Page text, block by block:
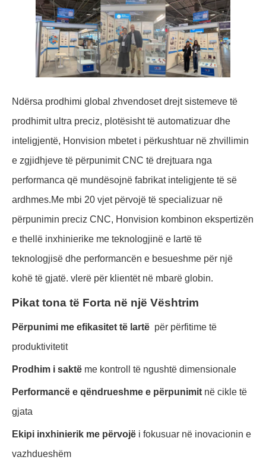
Ndërsa prodhimi global zhvendoset drejt sistemeve të
prodhimit ultra preciz, plotësisht të automatizuar dhe
inteligjentë, Honvision mbetet i përkushtuar në zhvillimin
e zgjidhjeve të përpunimit CNC të drejtuara nga
performanca që mundësojnë fabrikat inteligjente të së
ardhmes.Me mbi 20 vjet përvojë të specializuar në
përpunimin preciz CNC, Honvision kombinon ekspertizën
e thellë inxhinierike me teknologjinë e lartë të
teknologjisë dhe performancën e besueshme për një
kohë të gjatë. vlerë për klientët në mbarë globin.
Pikat tona të Forta në një Vështrim
Përpunimi me efikasitet të lartë për përfitime të
produktivitetit
Prodhim i saktë me kontroll të ngushtë dimensionale
Performancë e qëndrueshme e përpunimit në cikle të
gjata
Ekipi inxhinierik me përvojë i fokusuar në inovacionin e
vazhdueshëm